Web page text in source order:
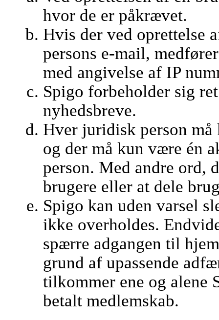
hvor de er påkrævet.
Hvis der ved oprettelse
persons e-mail,
med angivelse af IP
Spigo forbeholder sig
nyhedsbreve.
Hver juridisk person må
og der må kun være én
person. Med andre ord,
brugere eller at dele
Spigo kan uden varsel
ikke overholdes.
spærre adgangen til
grund af upassende
tilkommer ene og alene
betalt medlemskab.